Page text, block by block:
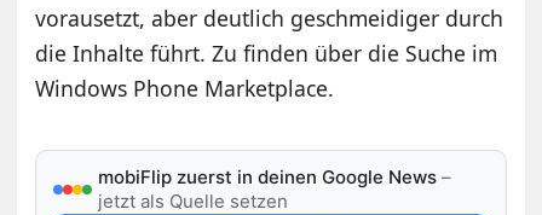
vorausetzt, aber deutlich geschmeidiger durch
die Inhalte führt. Zu finden über die Suche im
Windows Phone Marketplace.
mobiFlip zuerst in deinen Google News –
jetzt als Quelle setzen